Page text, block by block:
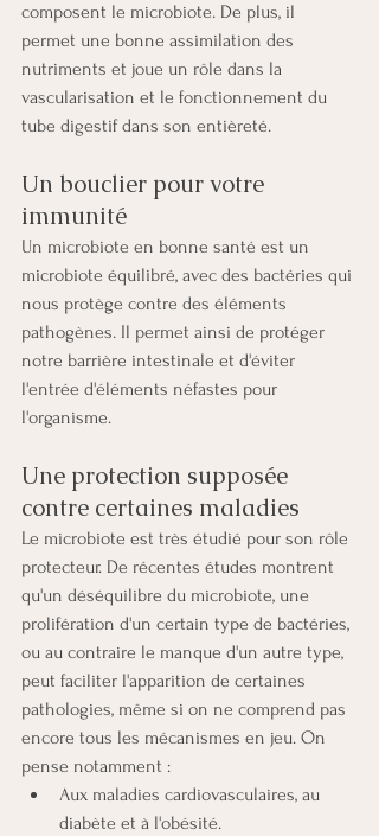
composent le microbiote. De plus, il
permet une bonne assimilation des
nutriments et joue un rôle dans la
vascularisation et le fonctionnement du
tube digestif dans son entièreté.
Un bouclier pour votre
immunité
Un microbiote en bonne santé est un
microbiote équilibré, avec des bactéries qui
nous protège contre des éléments
pathogènes. Il permet ainsi de protéger
notre barrière intestinale et d'éviter
l'entrée d'éléments néfastes pour
l'organisme.
Une protection supposée
contre certaines maladies
Le microbiote est très étudié pour son rôle
protecteur. De récentes études montrent
qu'un déséquilibre du microbiote, une
prolifération d'un certain type de bactéries,
ou au contraire le manque d'un autre type,
peut faciliter l'apparition de certaines
pathologies, même si on ne comprend pas
encore tous les mécanismes en jeu. On
pense notamment :
Aux maladies cardiovasculaires, au
diabète et à l'obésité.